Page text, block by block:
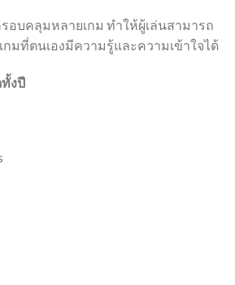
อบคลุมหลายเกม ทำให้ผู้เล่นสามารถ
กมที่ตนเองมีความรู้และความเข้าใจได้
งปี